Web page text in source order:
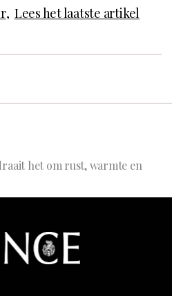
Lees het laatste artikel
het om rust, warmte en